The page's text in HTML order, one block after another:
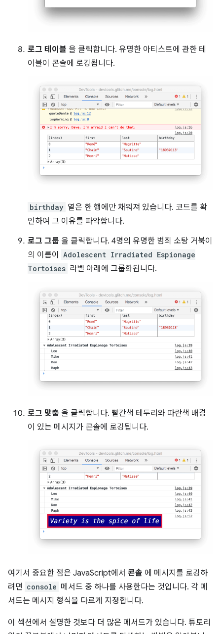
로그 테이블 을 클릭합니다. 유명한 아티스트에 관한 테
이블이 콘솔에 로깅됩니다.
birthday 열은 한 행에만 채워져 있습니다. 코드를 확
인하여 그 이유를 파악합니다.
로그 그룹 을 클릭합니다. 4명의 유명한 범죄 소탕 거북이
의 이름이
Adolescent Irradiated Espionage
Tortoises 라벨 아래에 그룹화됩니다.
로그 맞춤 을 클릭합니다. 빨간색 테두리와 파란색 배경
이 있는 메시지가 콘솔에 로깅됩니다.
여기서 중요한 점은 JavaScript에서 콘솔 에 메시지를 로깅하
려면 console 메서드 중 하나를 사용한다는 것입니다. 각 메
서드는 메시지 형식을 다르게 지정합니다.
이 섹션에서 설명한 것보다 더 많은 메서드가 있습니다. 튜토리